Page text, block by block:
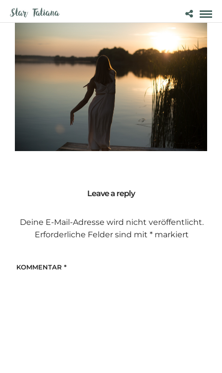
Leave a reply
Deine E-Mail-Adresse wird nicht veröffentlicht.
Erforderliche Felder sind mit *markiert
KOMMENTAR *